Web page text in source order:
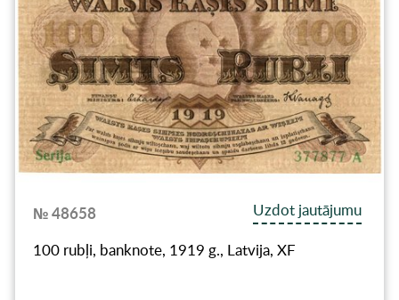
№ 48658
Uzdot jautājumu
100 rubļi, banknote, 1919 g., Latvija, XF